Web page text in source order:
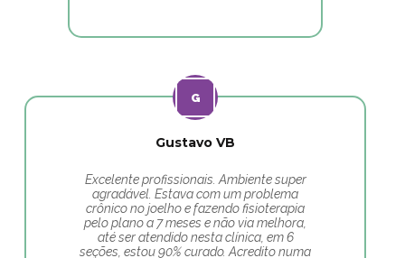
Gustavo VB
Excelente profissionais. Ambiente super
agradável. Estava com um problema
crônico no joelho e fazendo fisioterapia
pelo plano a 7 meses e não via melhora,
até ser atendido nesta clínica, em 6
seções, estou 90% curado. Acredito numa